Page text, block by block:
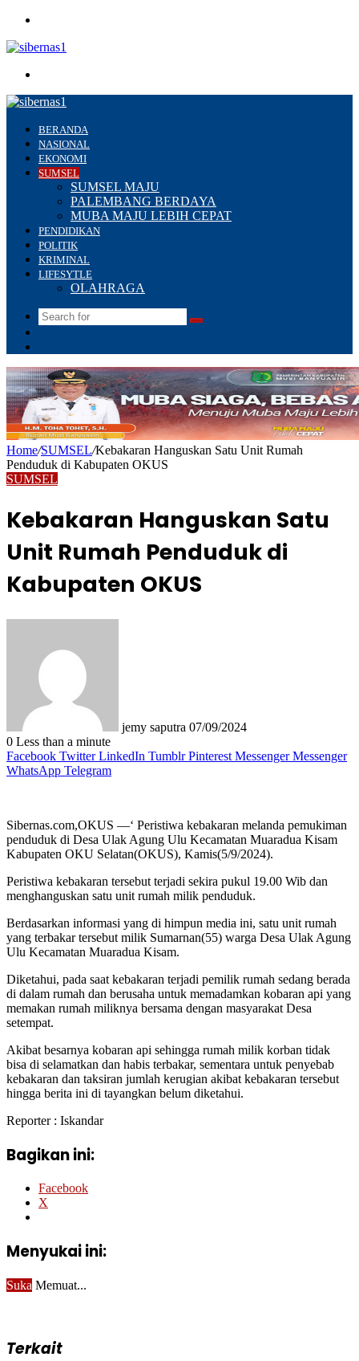
BERANDA
NASIONAL
EKONOMI
SUMSEL
SUMSEL MAJU
PALEMBANG BERDAYA
MUBA MAJU LEBIH CEPAT
PENDIDIKAN
POLITIK
KRIMINAL
LIFESYTLE
OLAHRAGA
Search
Home/SUMSEL/Kebakaran Hanguskan Satu Unit Rumah
Penduduk di Kabupaten OKUS
SUMSEL
Kebakaran Hanguskan Satu
Unit Rumah Penduduk di
Kabupaten OKUS
jemy saputra 07/09/2024
0 Less than a minute
Facebook Twitter LinkedIn Tumblr Pinterest Messenger Messenger
WhatsApp Telegram
Sibernas.com,OKUS —‘ Peristiwa kebakaran melanda pemukiman
penduduk di Desa Ulak Agung Ulu Kecamatan Muaradua Kisam
Kabupaten OKU Selatan(OKUS), Kamis(5/9/2024).
Peristiwa kebakaran tersebut terjadi sekira pukul 19.00 Wib dan
menghanguskan satu unit rumah milik penduduk.
Berdasarkan informasi yang di himpun media ini, satu unit rumah
yang terbakar tersebut milik Sumarnan(55) warga Desa Ulak Agung
Ulu Kecamatan Muaradua Kisam.
Diketahui, pada saat kebakaran terjadi pemilik rumah sedang berada
di dalam rumah dan berusaha untuk memadamkan kobaran api yang
memakan rumah miliknya bersama dengan masyarakat Desa
setempat.
Akibat besarnya kobaran api sehingga rumah milik korban tidak
bisa di selamatkan dan habis terbakar, sementara untuk penyebab
kebakaran dan taksiran jumlah kerugian akibat kebakaran tersebut
hingga berita ini di tayangkan belum diketahui.
Reporter : Iskandar
Bagikan ini:
Facebook
X
Menyukai ini:
Suka Memuat...
Terkait